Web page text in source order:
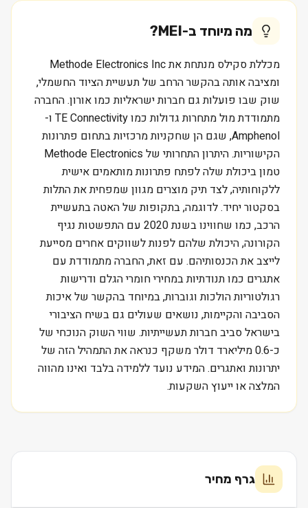
מה מיוחד ב-MEI
?
מכללת סקילס מנתחת את Methode Electronics Inc
ומציבה אותה בהקשר הרחב של תעשיית הציוד החשמלי,
שוק שבו פועלות גם חברות ישראליות כמו אורון. החברה
מתמודדת מול מתחרות גדולות כמו TE Connectivity ו-
Amphenol, שגם הן שחקניות מרכזיות בתחום פתרונות
הקישוריות. היתרון התחרותי של Methode Electronics
טמון ביכולת שלה לפתח פתרונות מותאמים אישית
ללקוחותיה, לצד תיק מוצרים מגוון שמפחית את התלות
בסקטור יחיד. לדוגמה, בתקופות של האטה בתעשיית
הרכב, כמו שחווינו בשנת 2020 עם התפשטות נגיף
הקורונה, היכולת שלהם לפנות לשווקים אחרים מסייעת
לייצב את הכנסותיהם. עם זאת, החברה מתמודדת עם
אתגרים כמו תנודתיות במחירי חומרי הגלם ודרישות
רגולטוריות הולכות וגוברות, במיוחד בהקשר של איכות
הסביבה והקיימות, נושאים שעולים גם בשיח הציבורי
בישראל סביב חברות תעשייתיות. שווי השוק הנוכחי של
כ-0.6 מיליארד דולר משקף כנראה את התמהיל הזה של
יתרונות ואתגרים. המידע נועד ללמידה בלבד ואינו מהווה
המלצה או ייעוץ השקעות.
גרף מחיר